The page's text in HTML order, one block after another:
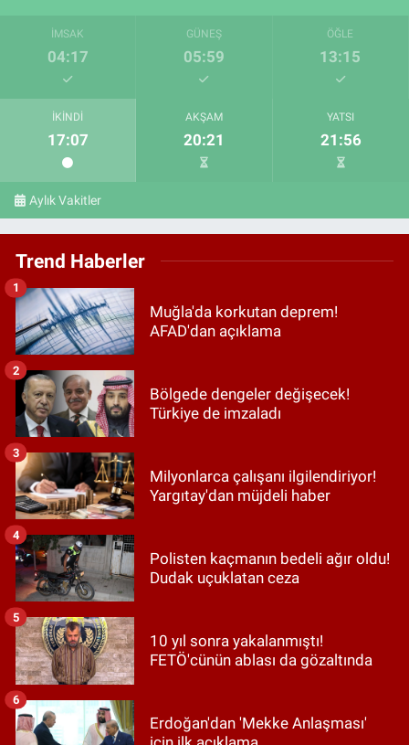
İMSAK
04:17
GÜNEŞ
05:59
ÖĞLE
13:15
İKINDI
17:07
AKŞAM
20:21
YATSI
21:56
Aylık Vakitler
Trend Haberler
Muğla'da korkutan deprem!
AFAD'dan açıklama
1
Bölgede dengeler değişecek!
Türkiye de imzaladı
2
Milyonlarca çalışanı ilgilendiriyor!
Yargıtay'dan müjdeli haber
3
Polisten kaçmanın bedeli ağır oldu!
Dudak uçuklatan ceza
4
10 yıl sonra yakalanmıştı!
FETÖ'cünün ablası da gözaltında
5
Erdoğan'dan 'Mekke Anlaşması'
6